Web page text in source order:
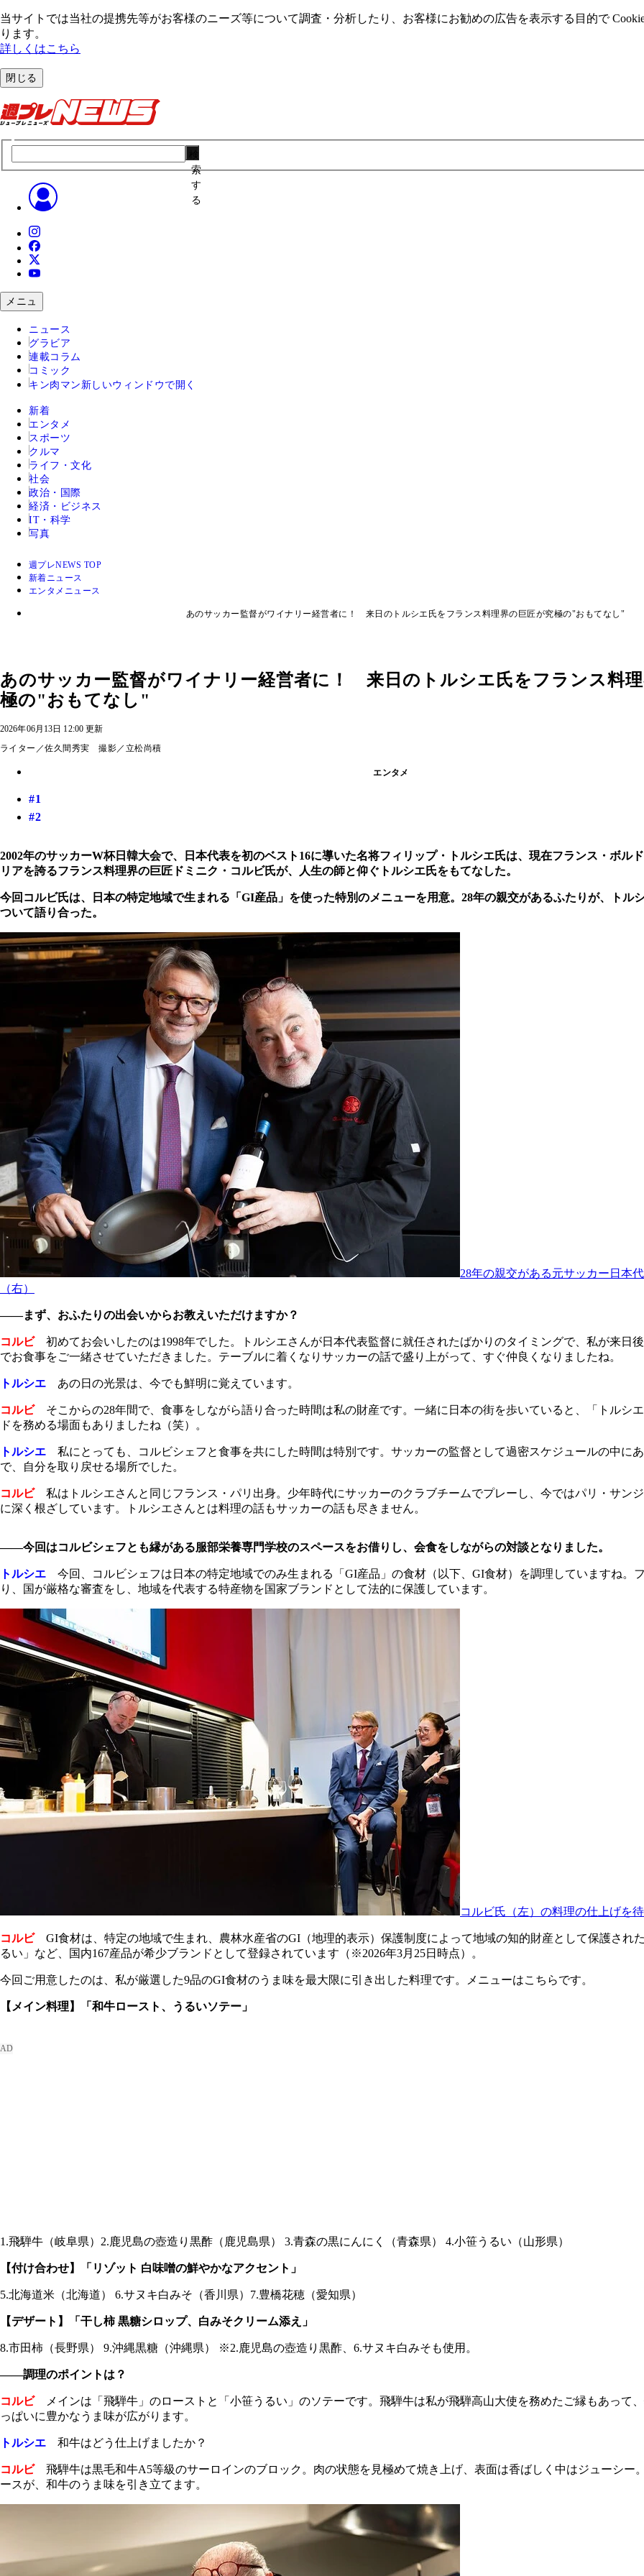
当サイトでは当社の提携先等がお客様のニーズ等について調査・分析したり、お客様にお勧めの広告を表⽰する⽬的で
ります。
詳しくはこちら
閉じる
索
す
る
メニュ
ニュース
グラビア
連載コラム
コミック
キン肉マン 新しいウィンドウで開く
新着
エンタメ
スポーツ
クルマ
ライフ・文化
社会
政治・国際
経済・ビジネス
IT・科学
写真
週プレNEWS TOP
新着ニュース
エンタメニュース
あのサッカー監督がワイナリー経営者に！ 来日のトルシエ氏をフランス料理界の巨匠が究極の"おもてなし"
あのサッカー監督がワイナリー経営者に！ 来日のトルシエ氏をフランス料
極の"おもてなし"
2026年06月13日 12:00 更新
ライター／佐久間秀実 撮影／立松尚積
エンタメ
#1
#2
2002年のサッカーW杯日韓大会で、日本代表を初のベスト16に導いた名将フィリップ・トルシエ氏は、現在フランス・ボル
リアを誇るフランス料理界の巨匠ドミニク・コルビ氏が、人生の師と仰ぐトルシエ氏をもてなした。
今回コルビ氏は、日本の特定地域で生まれる「GI産品」を使った特別のメニューを用意。28年の親交があるふたりが、トル
ついて語り合った。
28年の親交がある元サッカー日本
（右）
――まず、おふたりの出会いからお教えいただけますか？
コルビ初めてお会いしたのは1998年でした。トルシエさんが日本代表監督に就任されたばかりのタイミングで、私が来日
でお食事をご一緒させていただきました。テーブルに着くなりサッカーの話で盛り上がって、すぐ仲良くなりましたね。
トルシエ あの日の光景は、今でも鮮明に覚えています。
コルビそこからの28年間で、食事をしながら語り合った時間は私の財産です。一緒に日本の街を歩いていると、「トルシ
ドを務める場面もありましたね（笑）。
トルシエ 私にとっても、コルビシェフと食事を共にした時間は特別です。サッカーの監督として過密スケジュールの中に
で、自分を取り戻せる場所でした。
コルビ私はトルシエさんと同じフランス・パリ出身。少年時代にサッカーのクラブチームでプレーし、今ではパリ・サン
に深く根ざしています。トルシエさんとは料理の話もサッカーの話も尽きません。
――今回はコルビシェフとも縁がある服部栄養専門学校のスペースをお借りし、会食をしながらの対談となりました。
トルシエ 今回、コルビシェフは日本の特定地域でのみ生まれる「GI産品」の食材（以下、GI食材）を調理していますね。
り、国が厳格な審査をし、地域を代表する特産物を国家ブランドとして法的に保護しています。
コルビ氏（左）の料理の仕上げを
コルビGI食材は、特定の地域で生まれ、農林水産省のGI（地理的表示）保護制度によって地域の知的財産として保護され
るい」など、国内167産品が希少ブランドとして登録されています（※2026年3月25日時点）。
今回ご用意したのは、私が厳選した9品のGI食材のうま味を最大限に引き出した料理です。メニューはこちらです。
【メイン料理】「和牛ロースト、うるいソテー」
1.飛騨牛（岐阜県）2.鹿児島の壺造り黒酢（鹿児島県） 3.青森の黒にんにく（青森県） 4.小笹うるい（山形県）
【付け合わせ】「リゾット 白味噌の鮮やかなアクセント」
5.北海道米（北海道） 6.サヌキ白みそ（香川県）7.豊橋花穂（愛知県）
【デザート】「干し柿 黒糖シロップ、白みそクリーム添え」
8.市田柿（長野県） 9.沖縄黒糖（沖縄県） ※2.鹿児島の壺造り黒酢、6.サヌキ白みそも使用。
――調理のポイントは？
コルビメインは「飛騨牛」のローストと「小笹うるい」のソテーです。飛騨牛は私が飛騨高山大使を務めたご縁もあって
っぱいに豊かなうま味が広がります。
トルシエ 和牛はどう仕上げましたか？
コルビ飛騨牛は黒毛和牛A5等級のサーロインのブロック。肉の状態を見極めて焼き上げ、表面は香ばしく中はジューシー
ースが、和牛のうま味を引き立てます。